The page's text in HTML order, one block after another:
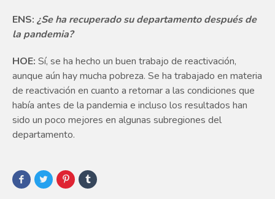
ENS: ¿Se ha recuperado su departamento después de
la pandemia?
HOE: Sí, se ha hecho un buen trabajo de reactivación,
aunque aún hay mucha pobreza. Se ha trabajado en materia
de reactivación en cuanto a retornar a las condiciones que
había antes de la pandemia e incluso los resultados han
sido un poco mejores en algunas subregiones del
departamento.